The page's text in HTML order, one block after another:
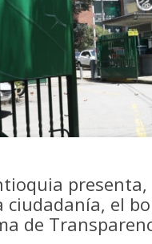
presenta,
ciudadanía, el
de